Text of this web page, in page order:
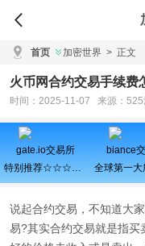
首页 加密世界 > 正文
火币网合约交易手续费
时间：2025-11-07 来源：525
gate.io交易所
特别推荐☆☆☆百倍币之王
biance
说起合约交易，不知道大
易?其实合约交易就是指买